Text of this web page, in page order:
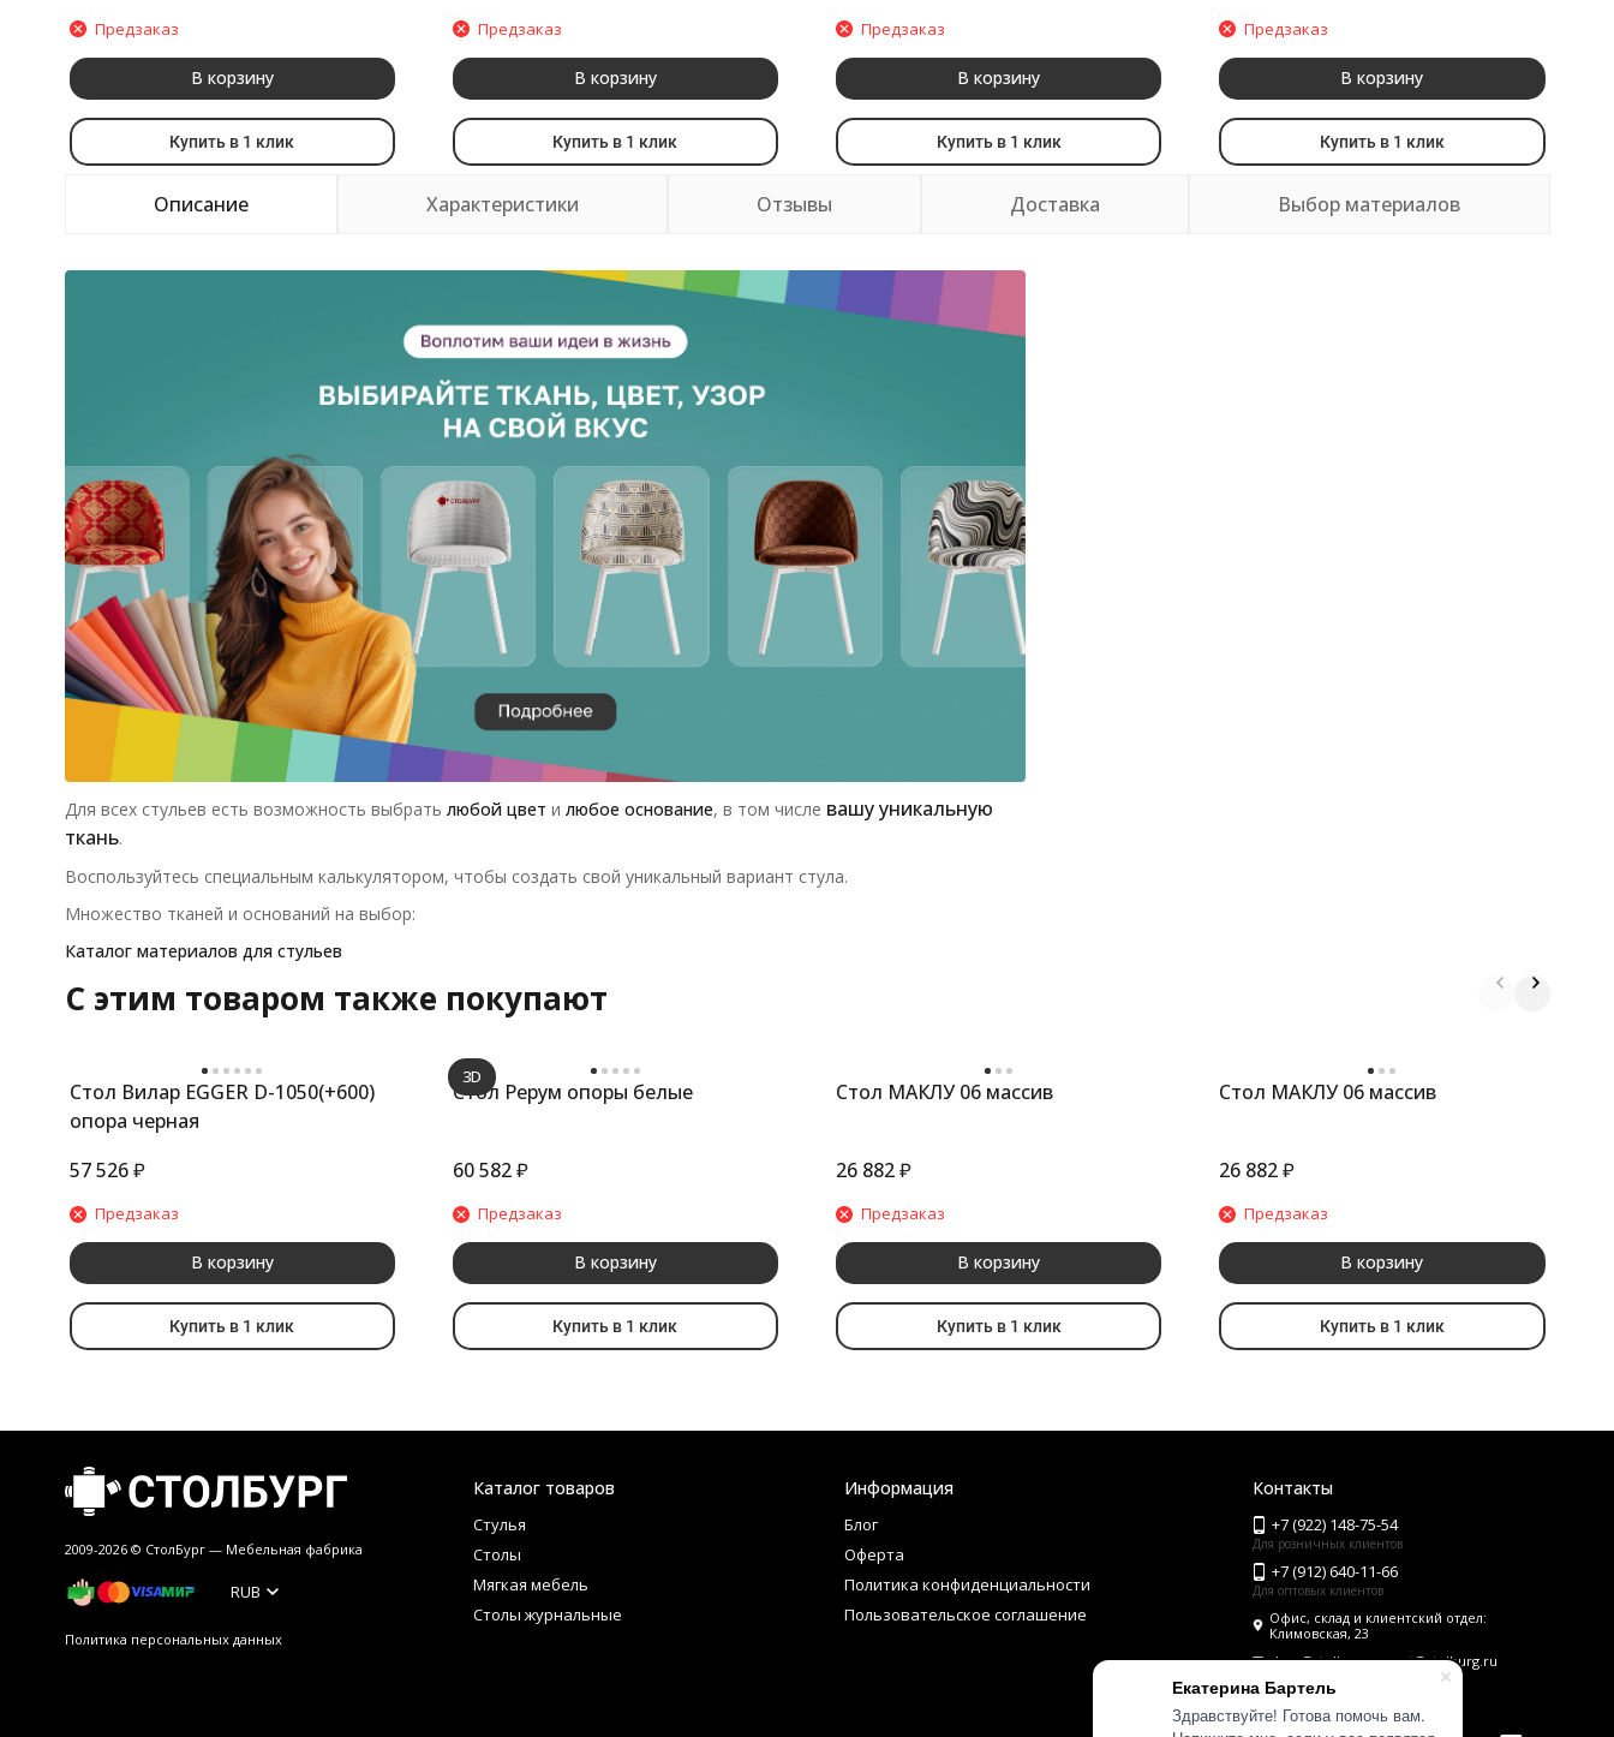
Екатерина Бартель
Здравствуйте! Готова помочь вам.
Предзаказ
В корзину
Купить в 1 клик
Предзаказ
В корзину
Купить в 1 клик
Предзаказ
В корзину
Купить в 1 клик
Предзаказ
В корзину
Купить в 1 клик
Описание Характеристики Отзывы Доставка Выбор материалов
Для всех стульев есть возможность выбрать любой цвет и любое основание, в том числе вашу уникальную
ткань.
Воспользуйтесь специальным калькулятором, чтобы создать свой уникальный вариант стула.
Множество тканей и оснований на выбор:
Каталог материалов для стульев
C этим товаром также покупают
Стол Вилар EGGER D-1050(+600)
опора черная
57 526 ₽
Предзаказ
В корзину
Купить в 1 клик
3D
Стол Рерум опоры белые
60 582₽
Предзаказ
В корзину
Купить в 1 клик
Стол МАКЛУ 06 массив
26 882₽
Предзаказ
В корзину
Купить в 1 клик
Стол МАКЛУ 06 массив
26 882₽
Предзаказ
В корзину
Купить в 1 клик
2009-2026 © СтолБург — Мебeльная фабрика
RUB
Политика персональных данных
Каталог товаров
Стулья
Столы
Мягкая мебель
Столы журнальные
Информация
Блог
Оферта
Политика конфиденциальности
Пользовательское соглашение
Контакты
+7 (922) 148-75-54
Для розничных клиентов
+7 (912) 640-11-66
Для оптовых клиентов
Офис, склад и клиентский отдел:
Климовская, 23
shop@stolburg.ru, opt@stolburg.ru